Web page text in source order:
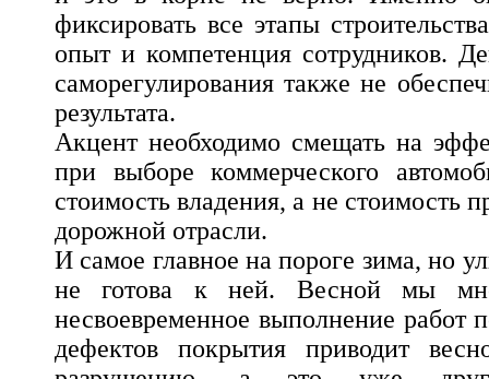
фиксировать все этапы
опыт и компетенция сотрудников.
саморегулирования также не
результата.
Акцент необходимо смещать на
при выборе коммерческого
стоимость владения, а не стоимость
дорожной отрасли.
И самое главное на пороге зима, но
не готова к ней. Весной мы
несвоевременное выполнение работ
дефектов покрытия приводит